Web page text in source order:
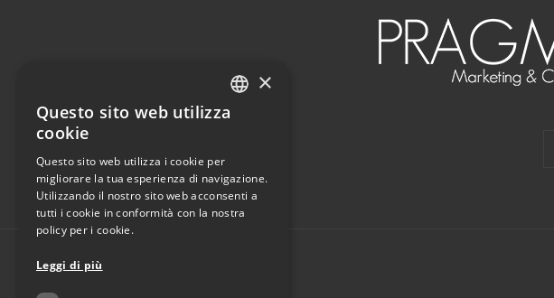
×
Questo sito web utilizza
cookie
Questo sito web utilizza i cookie per
migliorare la tua esperienza di navigazione.
Utilizzando il nostro sito web acconsenti a
tutti i cookie in conformità con la nostra
policy per i cookie.
Leggi di più